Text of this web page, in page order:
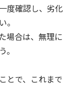
度確認し、劣化
。
場合は、無理に
とで、これまで